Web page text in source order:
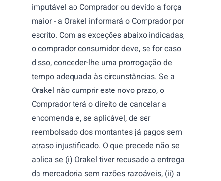
imputável ao Comprador ou devido a força
maior - a Orakel informará o Comprador por
escrito. Com as exceções abaixo indicadas,
o comprador consumidor deve, se for caso
disso, conceder-lhe uma prorrogação de
tempo adequada às circunstâncias. Se a
Orakel não cumprir este novo prazo, o
Comprador terá o direito de cancelar a
encomenda e, se aplicável, de ser
reembolsado dos montantes já pagos sem
atraso injustificado. O que precede não se
aplica se (i) Orakel tiver recusado a entrega
da mercadoria sem razões razoáveis, (ii) a